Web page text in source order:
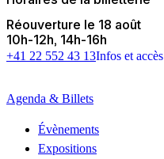
Réouverture le 18 août
10h-12h 14h-16h
+41 22 552 43 13Infos et accès
Agenda & Billets
Évènements
Expositions